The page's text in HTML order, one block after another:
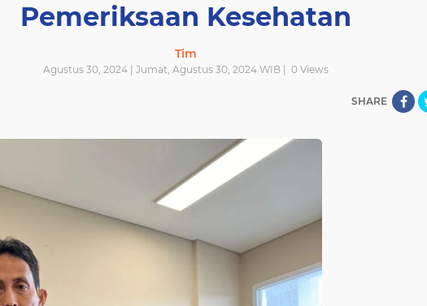
Pemeriksaan Kesehatan
Tim
Agustus 30, 2024 | Jumat, Agustus 30, 2024 WIB | 0Views
SHARE